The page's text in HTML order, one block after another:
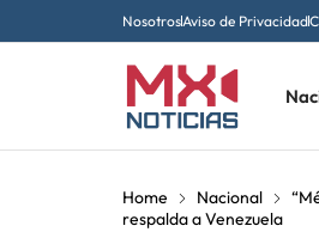
NosotrosAviso de Privacidad
Home Nacional
respalda a Venezuela